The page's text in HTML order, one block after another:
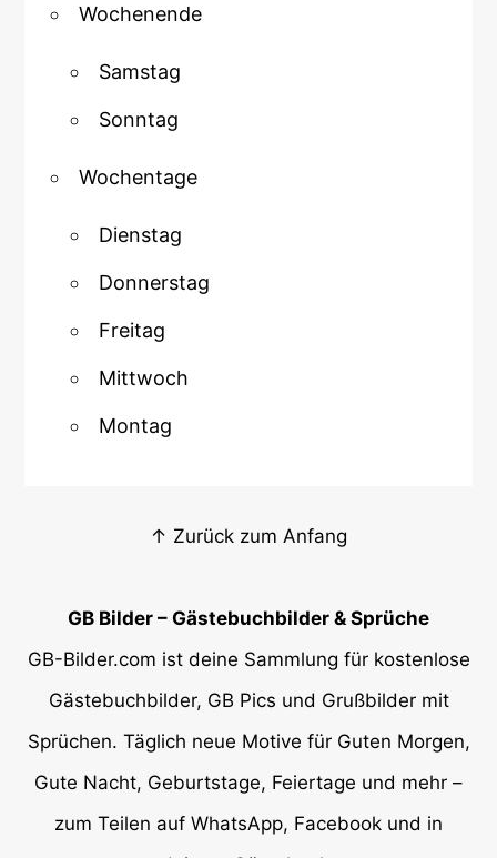
Wochenende
Samstag
Sonntag
Wochentage
Dienstag
Donnerstag
Freitag
Mittwoch
Montag
↑ Zurück zum Anfang
GB Bilder – Gästebuchbilder & Sprüche
GB-Bilder.com ist deine Sammlung für kostenlose
Gästebuchbilder, GB Pics und Grußbilder mit
Sprüchen. Täglich neue Motive für Guten Morgen,
Gute Nacht, Geburtstage, Feiertage und mehr –
zum Teilen auf WhatsApp, Facebook und in